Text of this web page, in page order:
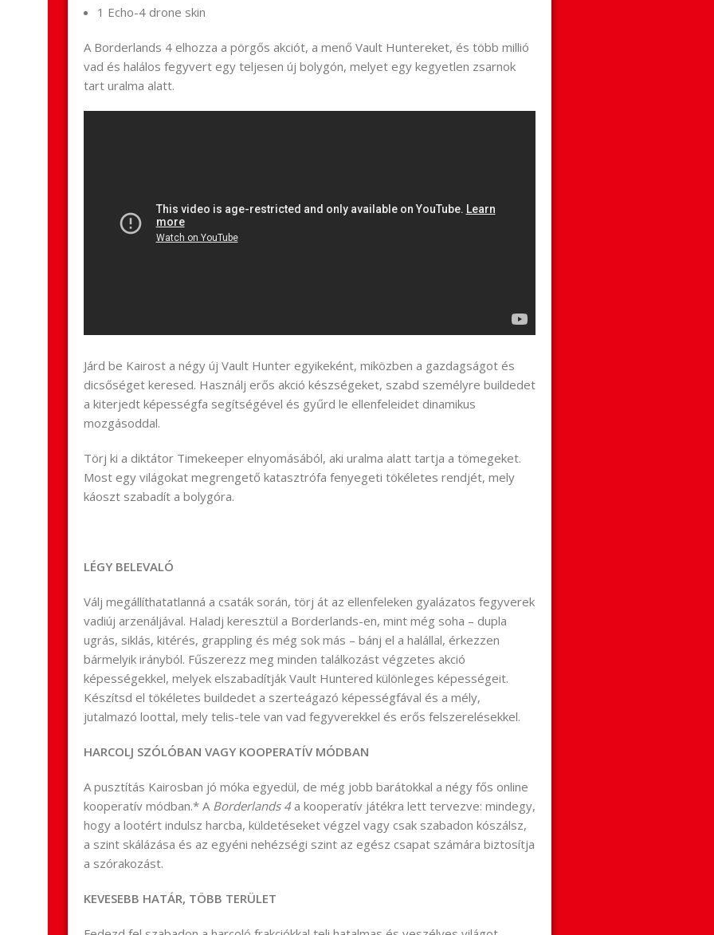
1 Echo-4 drone skin
A Borderlands 4 elhozza a pörgős akciót, a menő Vault Huntereket, és több millió
vad és halálos fegyvert egy teljesen új bolygón, melyet egy kegyetlen zsarnok
tart uralma alatt.
Járd be Kairost a négy új Vault Hunter egyikeként, miközben a gazdagságot és
dicsőséget keresed. Használj erős akció készségeket, szabd személyre buildedet
a kiterjedt képességfa segítségével és gyűrd le ellenfeleidet dinamikus
mozgásoddal.
Törj ki a diktátor Timekeeper elnyomásából, aki uralma alatt tartja a tömegeket.
Most egy világokat megrengető katasztrófa fenyegeti tökéletes rendjét, mely
káoszt szabadít a bolygóra.
LÉGY BELEVALÓ
Válj megállíthatatlanná a csaták során, törj át az ellenfeleken gyalázatos fegyverek
vadiúj arzenáljával. Haladj keresztül a Borderlands-en, mint még soha – dupla
ugrás, siklás, kitérés, grappling és még sok más – bánj el a halállal, érkezzen
bármelyik irányból. Fűszerezz meg minden találkozást végzetes akció
képességekkel, melyek elszabadítják Vault Huntered különleges képességeit.
Készítsd el tökéletes buildedet a szerteágazó képességfával és a mély,
jutalmazó loottal, mely telis-tele van vad fegyverekkel és erős felszerelésekkel.
HARCOLJ SZÓLÓBAN VAGY KOOPERATÍV MÓDBAN
A pusztítás Kairosban jó móka egyedül, de még jobb barátokkal a négy fős online
kooperatív módban.* A Borderlands 4a kooperatív játékra lett tervezve: mindegy,
hogy a lootért indulsz harcba, küldetéseket végzel vagy csak szabadon kószálsz,
a szint skálázása és az egyéni nehézségi szint az egész csapat számára biztosítja
a szórakozást.
KEVESEBB HATÁR, TÖBB TERÜLET